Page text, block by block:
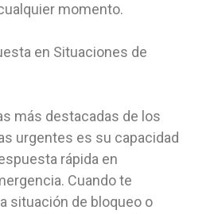
momento.
en Situaciones de
más destacadas de los
urgentes es su capacidad
rápida en
Cuando te
situación de bloqueo o